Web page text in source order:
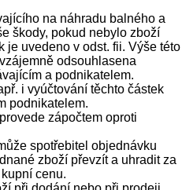
na náhradu balného a
škody, pokud nebylo zboží
je uvedeno v odst. fii. Výše této
odsouhlasena
a podnikatelem.
i vyúčtování těchto částek
podnikatelem.
zápočtem oproti
spotřebitel objednávku
zboží převzít a uhradit za
cenu.